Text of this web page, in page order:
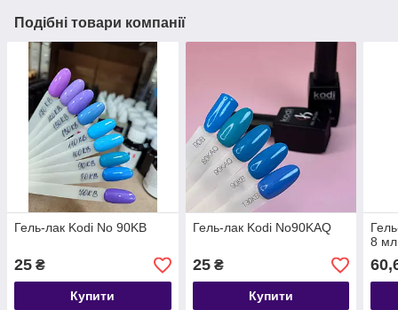
Подібні товари компанії
Гель-лак Kodi No 90KB
25 ₴
Купити
Гель-лак Kodi No90KAQ
25₴
Купити
8 мл